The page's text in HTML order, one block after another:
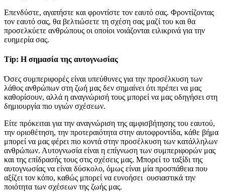
Επενδύστε, αγαπήστε και φροντίστε τον εαυτό σας. Φροντίζοντας
τον εαυτό σας, θα βελτιώσετε τη σχέση σας μαζί του και θα
προσελκύετε ανθρώπους οι οποίοι νοιάζονται ειλικρινά για την
ευημερία σας.
Tip: Η σημασία της αυτογνωσίας
Όσες συμπεριφορές είναι υπεύθυνες για την προσέλκυση των
λάθος ανθρώπων στη ζωή μας δεν σημαίνει ότι πρέπει να μας
καθορίσουν, αλλά η αναγνώρισή τους μπορεί να μας οδηγήσει στη
δημιουργία πιο υγιών σχέσεων.
Είτε πρόκειται για την αναγνώριση της αμφισβήτησης του εαυτού,
την οριοθέτηση, την προτεραιότητα στην αυτοφροντίδα, κάθε βήμα
μπορεί να μας φέρει πιο κοντά στην προσέλκυση των κατάλληλων
ανθρώπων. Αυτογνωσία είναι η επίγνωση των συμπεριφορών μας
και της επίδρασής τους στις σχέσεις μας. Μπορεί το ταξίδι της
αυτογνωσίας να είναι δύσκολο, όμως είναι μία προσπάθεια που
αξίζει τον κόπο, καθώς μπορεί να ευνοήσει ουσιαστικά την
ποιότητα των σχέσεων της ζωής μας.